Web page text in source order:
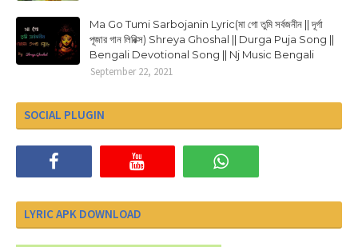
Ma Go Tumi Sarbojanin Lyric(মা গো তুমি সর্বজনীন || দূর্গা
পূজার গান লিরিক্স) Shreya Ghoshal || Durga Puja Song ||
Bengali Devotional Song || Nj Music Bengali
September 22, 2021
SOCIAL PLUGIN
LYRIC APK DOWNLOAD